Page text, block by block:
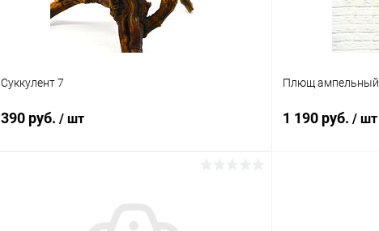
Суккулент 7
390 руб. / шт
Плющ ампельный
1 190 руб. / шт